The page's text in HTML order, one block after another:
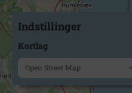
Indstillinger
Kortlag
Open Street Map